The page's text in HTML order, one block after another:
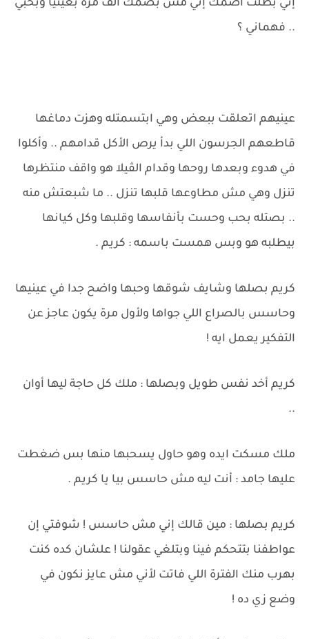
إني بطلت أضمك إني مش بضمك الف مرة بعينيا وبحبي
.. فهماني ؟
عينيهم اتعلقت ببعض وهي ابتسمتله وهزت دماغها
قاطعهم الجرسون اللي بدأ يرص الأكل قدامهم .. وأكلوا
في هدوء وبعدها روحها وقدام الڤيلا هو واقف منتظرها
تنزل وهي مش مطاوعها قلبها تنزل .. ما شبعتش منه
.. بصتله بحب وحست بأنفاسها وقلبها وكل كيانها
بيطلبه هو وبس همست باسمه : كريم .
كريم بصلها وشايف شوقها وحبها واضح جدا في عينيها
وحاسس بالصراع اللي جواها ولأول مرة يكون عاجز عن
التفكير يعمل ايه !
كريم أخد نفس طويل وبصلها : ملك كل حاجة ليها أوان
..
ملك مسكت ايده وهو حاول يسحبها منها بس ضغطت
عليها جامد : أنت ليه مش حاسس بيا يا كريم .
كريم بصلها : مين قالك إني مش حاسس ! شوفتي إن
عواطفنا بتتحكم فينا وبتلغي عقولنا ! علشان كده كنت
بهرب منك الفترة اللي فاتت لأني مش عايز نكون في
وضع زي ده !